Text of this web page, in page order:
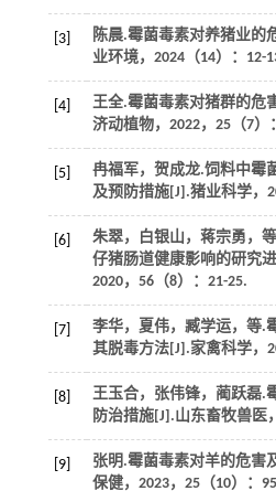
[3] 陈晨.霉菌毒素对养猪业的
业环境， 2024（14）：12-
[4] 王全.霉菌毒素对猪群的危
济动植物， 2022， 25（7）
[5]
冉福军，贺成龙.饲料中霉
及预防措施[J].猪业科学，
[6] 朱翠，白银山，蒋宗勇， 等
仔猪肠道健康影响的研究
2020， 56（8）：21-25.
[7] 李华，夏伟，臧学运， 等.
其脱毒方法[J].家禽科学，
[8]
王玉合，张伟锋，蔺跃磊.
防治措施[J]. 山东畜牧兽医，
[9] 张明.霉菌毒素对羊的危害
保健， 2023， 25（10）：